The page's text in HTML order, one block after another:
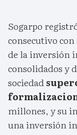
Sogarpo
consecutivo
de la inversión
consolidados y
sociedad
millones, y su
una inversión